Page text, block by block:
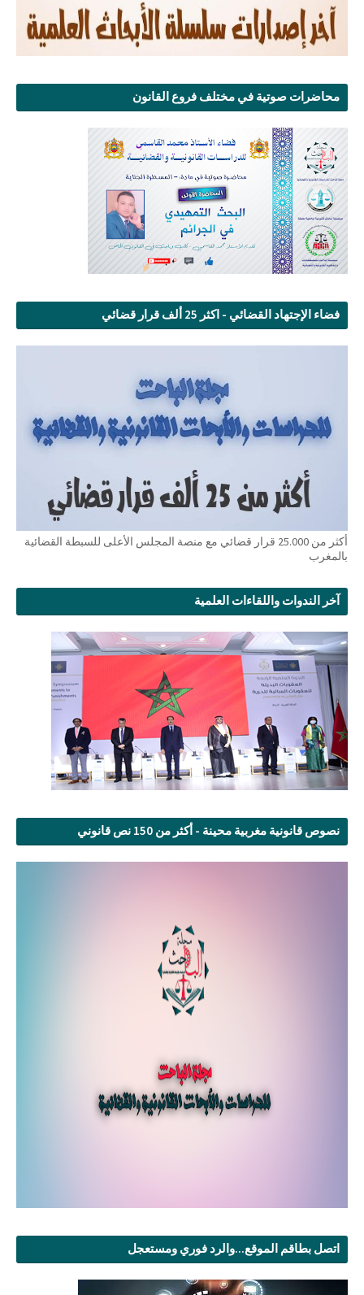
محاضرات صوتية في مختلف فروع القانون
فضاء الإجتهاد القضائي - اكثر 25 ألف قرار قضائي
أكثر من 25.000 قرار قضائي مع منصة المجلس الأعلى للسبطة القضائية
بالمغرب
آخر الندوات واللقاءات العلمية
نصوص قانونية مغربية محينة - أكثر من 150 نص قانوني
اتصل بطاقم الموقع...والرد فوري ومستعجل